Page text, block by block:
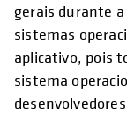
gerais durante
sistemas
aplicativo, pois
sistema